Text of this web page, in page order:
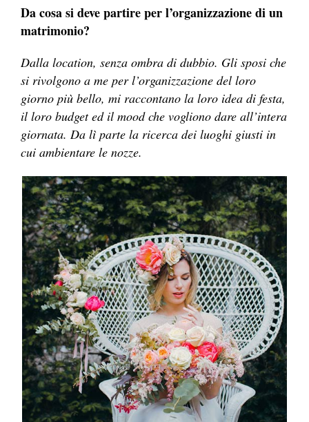
Da cosa si deve partire per l’organizzazione di un
matrimonio?
Dalla location, senza ombra di dubbio. Gli sposi che
si rivolgono a me per l’organizzazione del loro
giorno più bello, mi raccontano la loro idea di festa,
il loro budget ed il mood che vogliono dare all’intera
giornata. Da lì parte la ricerca dei luoghi giusti in
cui ambientare le nozze.